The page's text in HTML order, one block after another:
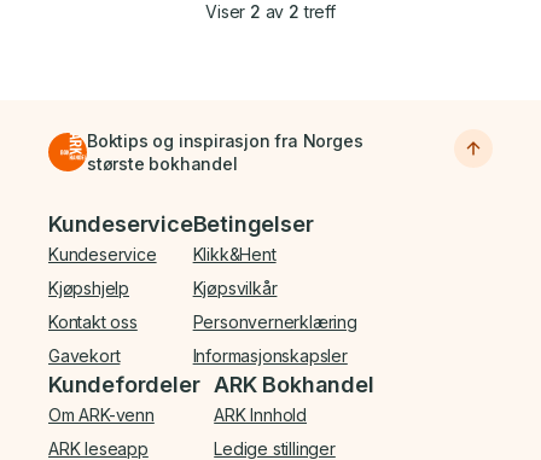
Viser 2 av 2 treff
Boktips og inspirasjon fra Norges
største bokhandel
Bunnmeny
Kundeservice
Kundeservice
Kjøpshjelp
Kontakt oss
Gavekort
Betingelser
Klikk&Hent
Kjøpsvilkår
Personvernerklæring
Informasjonskapsler
Kundefordeler
Om ARK-venn
ARK leseapp
ARK Bokhandel
ARK Innhold
Ledige stillinger